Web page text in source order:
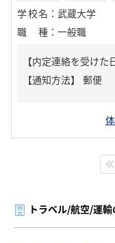
学校名 ： 武蔵大学
職種 ： 一般職
【内定連絡を受けた
【通知方法】
郵便
トラベル/航空/運